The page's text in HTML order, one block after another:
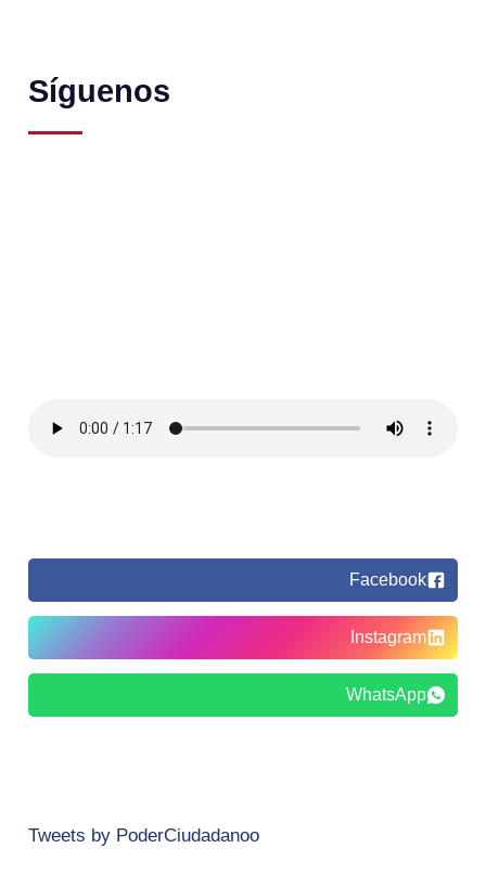
Síguenos
Facebook
Instagram
WhatsApp
Tweets by PoderCiudadanoo